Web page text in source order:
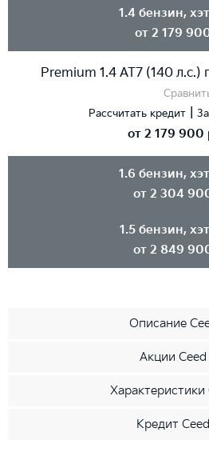
1.4 бензин,
от 2 179
Premium 1.4 AT7 (140
Рассчитать кредит
от 2 179 900
1.6 бензин,
от 2 304
1.5 бензин,
от 2 849
Описание
Акции Ceed
Характеристики
Кредит Ceed